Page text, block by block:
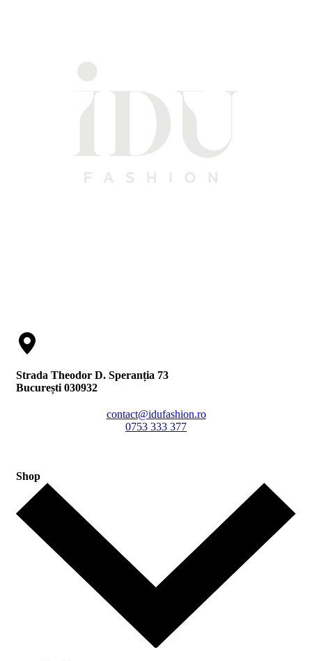
Strada Theodor D. Speranția 73
București 030932
contact@idufashion.ro
0753 333 377
Shop